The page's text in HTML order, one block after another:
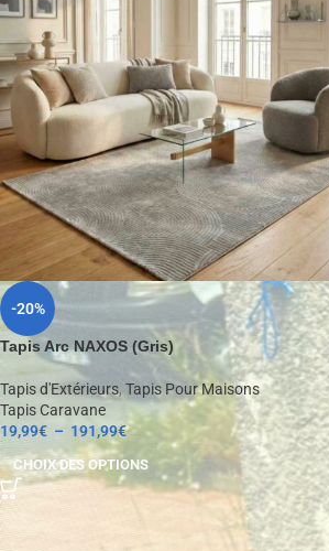
-20%
Tapis Arc NAXOS (Gris)
Tapis d'Extérieurs, Tapis Pour Maisons
Tapis Caravane
19,99€ – 191,99€
CHOIX DES OPTIONS